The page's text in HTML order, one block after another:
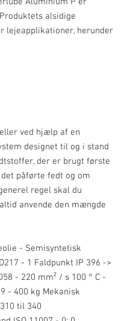
alsidige
lejeapplikationer, herunder
ved hjælp af en
designet til og i stand
der er brugt første
påførte fedt og om
regel skal du
anvende den mængde
- Semisyntetisk
- 1 Faldpunkt IP 396 ->
- 220 mm² / s 100 ° C -
- 400 kg Mekanisk
til 340